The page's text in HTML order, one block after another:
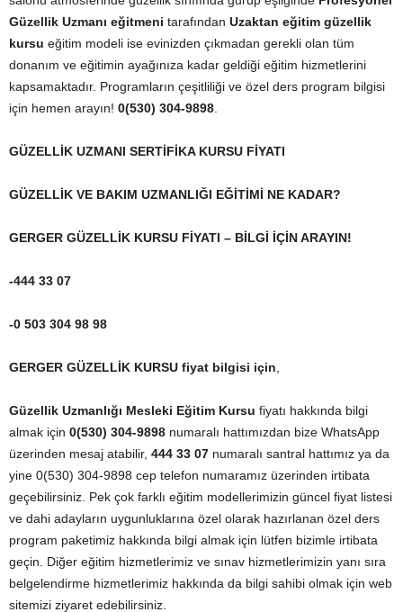
Güzellik Uzmanı eğitmeni tarafından Uzaktan eğitim güzellik
kursu eğitim modeli ise evinizden çıkmadan gerekli olan tüm
donanım ve eğitimin ayağınıza kadar geldiği eğitim hizmetlerini
kapsamaktadır. Programların çeşitliliği ve özel ders program bilgisi
için hemen arayın! 0(530) 304-9898.
GÜZELLİK UZMANI SERTİFİKA KURSU FİYATI
GÜZELLİK VE BAKIM UZMANLIĞI EĞİTİMİ NE KADAR?
GERGER GÜZELLİK KURSU FİYATI – BİLGİ İÇİN ARAYIN!
-444 33 07
-0 503 304 98 98
GERGER GÜZELLİK KURSU fiyat bilgisi için,
Güzellik Uzmanlığı Mesleki Eğitim Kursu fiyatı hakkında bilgi
almak için 0(530) 304-9898 numaralı hattımızdan bize WhatsApp
üzerinden mesaj atabilir, 444 33 07 numaralı santral hattımız ya da
yine 0(530) 304-9898 cep telefon numaramız üzerinden irtibata
geçebilirsiniz. Pek çok farklı eğitim modellerimizin güncel fiyat listesi
ve dahi adayların uygunluklarına özel olarak hazırlanan özel ders
program paketimiz hakkında bilgi almak için lütfen bizimle irtibata
geçin. Diğer eğitim hizmetlerimiz ve sınav hizmetlerimizin yanı sıra
belgelendirme hizmetlerimiz hakkında da bilgi sahibi olmak için web
sitemizi ziyaret edebilirsiniz.